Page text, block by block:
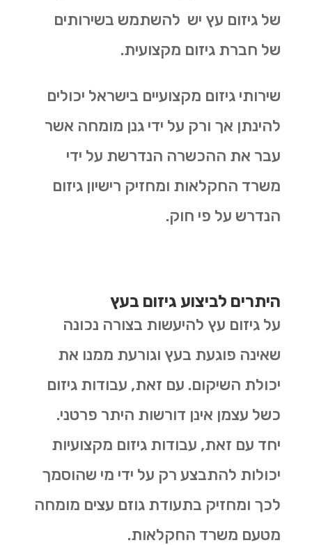
של גיזום עץ יש להשתמש בשירותים
של חברת גיזום מקצועית.
שירותי גיזום מקצועיים בישראל יכולים
להינתן אך ורק על ידי גנן מומחה אשר
עבר את ההכשרה הנדרשת על ידי
משרד החקלאות ומחזיק רישיון גיזום
הנדרש על פי חוק.
היתרים לביצוע גיזום בעץ
על גיזום עץ להיעשות בצורה נכונה
שאינה פוגעת בעץ וגורעת ממנו את
יכולת השיקום. עם זאת, עבודות גיזום
כשל עצמן אינן דורשות היתר פרטני.
יחד עם זאת, עבודות גיזום מקצועיות
יכולות להתבצע רק על ידי מי שהוסמך
לכך ומחזיק בתעודת גוזם עצים מומחה
מטעם משרד החקלאות.